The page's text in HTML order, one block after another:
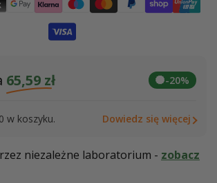
65,59 zł -20%
w koszyku. Dowiedz się więcej
niezależne laboratorium - zobacz